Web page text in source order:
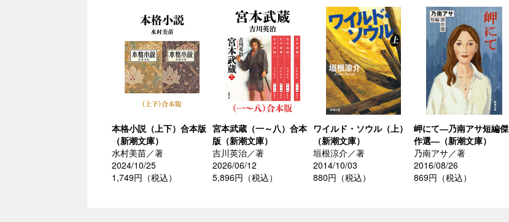
本格小説（上下）合本版
（新潮文庫）
水村美苗／著
2024/10/25
1,749円（税込）
宮本武蔵（一～八）合本
版（新潮文庫）
吉川英治／著
2026/06/12
5,896円（税込）
ワイルド・ソウル（上）
（新潮文庫）
垣根涼介／著
2014/10/03
880円（税込）
岬にて―乃南アサ短編傑
作選―（新潮文庫）
乃南アサ／著
2016/08/26
869円（税込）